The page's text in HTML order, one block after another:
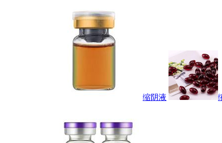
缩阴液